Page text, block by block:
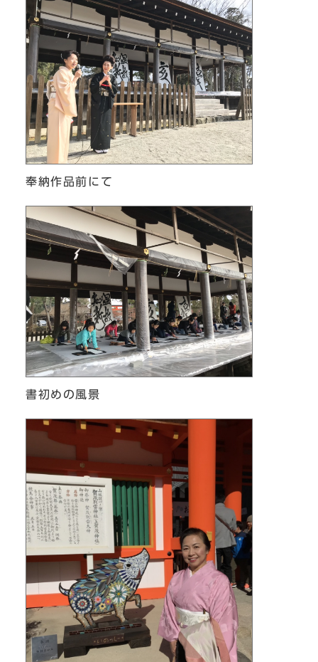
奉納作品前にて
書初めの風景